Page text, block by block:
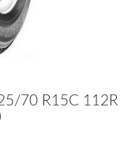
70 R15C 112R